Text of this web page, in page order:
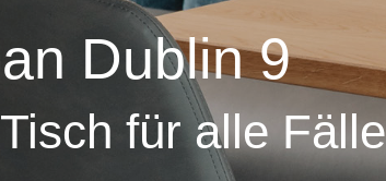
Dublin 9
für alle Fälle